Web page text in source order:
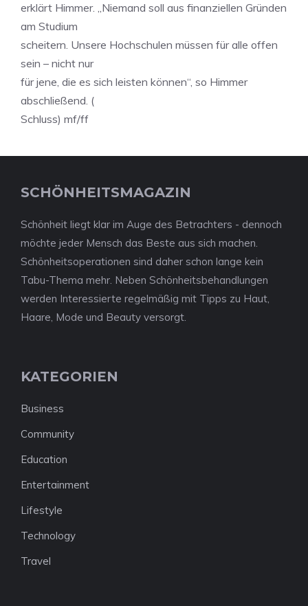
erklärt Himmer. „Niemand soll aus finanziellen Gründen
am Studium
scheitern. Unsere Hochschulen müssen für alle offen
sein – nicht nur
für jene, die es sich leisten können“, so Himmer
abschließend. (
Schluss) mf/ff
SCHÖNHEITSMAGAZIN
Schönheit liegt klar im Auge des Betrachters - dennoch
möchte jeder Mensch das Beste aus sich machen.
Schönheitsoperationen sind daher schon lange kein
Tabu-Thema mehr. Neben Schönheitsbehandlungen
werden Interessierte regelmäßig mit Tipps zu Haut,
Haare, Mode und Beauty versorgt.
KATEGORIEN
Business
Community
Education
Entertainment
Lifestyle
Technology
Travel